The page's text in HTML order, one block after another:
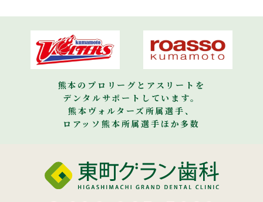
熊本のプロリーグとアスリートを
デンタルサポートしています。
熊本ヴォルターズ所属選手、
ロアッソ熊本所属選手ほか多数